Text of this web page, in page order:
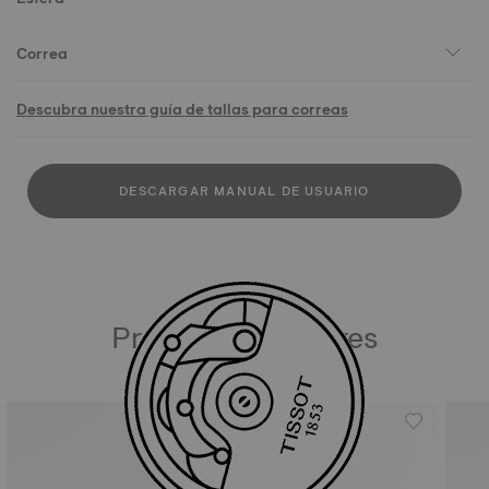
Correa
Descubra nuestra guía de tallas para correas
DESCARGAR MANUAL DE USUARIO
Productos similares